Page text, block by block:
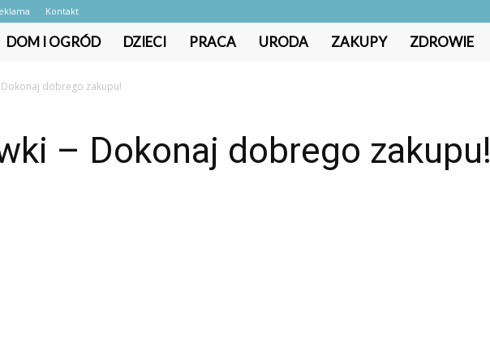
Kontakt
DOM I OGRÓD DZIECI PRACA URODA ZAKUPY ZDROWIE
dobrego zakupu!
– Dokonaj dobrego zakupu!